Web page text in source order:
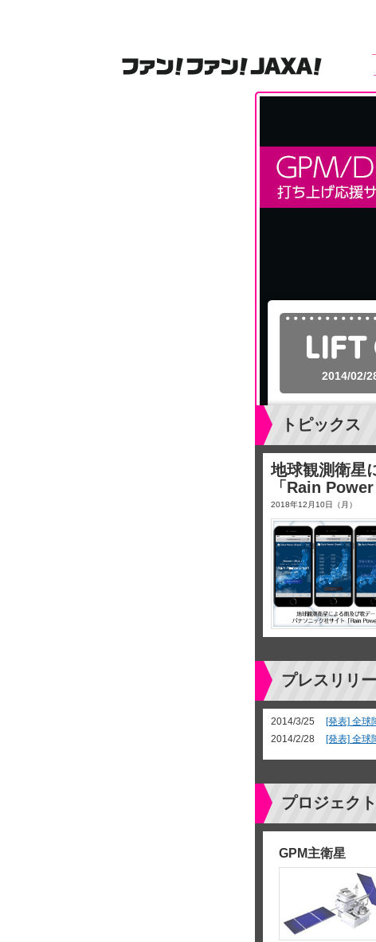
2014/02/
トピックス
地球観測衛星
「Rain
2018年12月10日（月）
プレスリリ
2014/3/25
[発表] 全球
2014/2/28
[発表] 全球
プロジェク
GPM主衛星